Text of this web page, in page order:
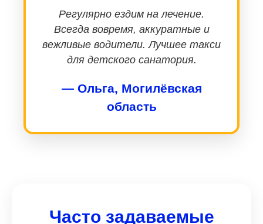
Регулярно ездим на лечение.
Всегда вовремя, аккуратные и
вежливые водители. Лучшее такси
для детского санатория.
— Ольга, Могилёвская
область
Часто задаваемые